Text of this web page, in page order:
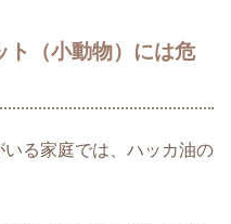
ト（小動物）には危
る家庭では、ハッカ油の